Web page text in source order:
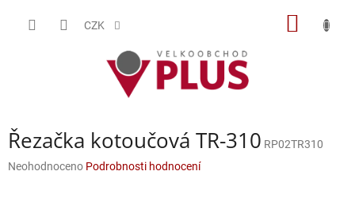
CZK
Řezačka kotoučová TR-310 RP02TR310
Průměrné
Neohodnoceno Podrobnosti hodnocení